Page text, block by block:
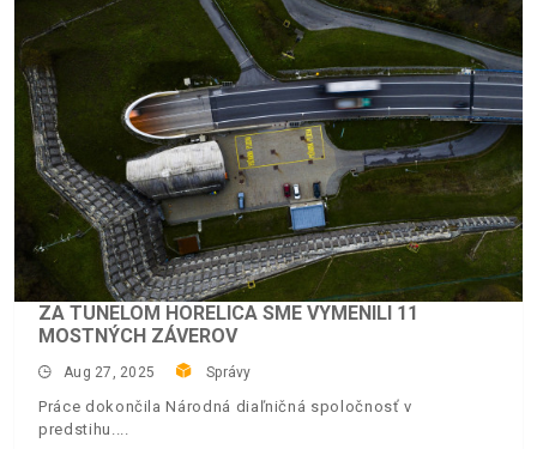
ZA TUNELOM HORELICA SME VYMENILI 11
MOSTNÝCH ZÁVEROV
Aug 27, 2025 Správy
Práce dokončila Národná diaľničná spoločnosť v
predstihu.